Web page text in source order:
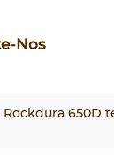
Nos
Rockdura 650D